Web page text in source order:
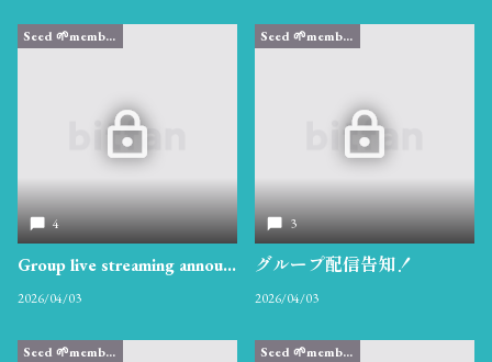
Seed 🌱member限定
4
Group live streaming announcement!
2026/04/03
Seed 🌱member限定
3
グループ配信告知！
2026/04/03
Seed 🌱member限定 Seed 🌱member限定